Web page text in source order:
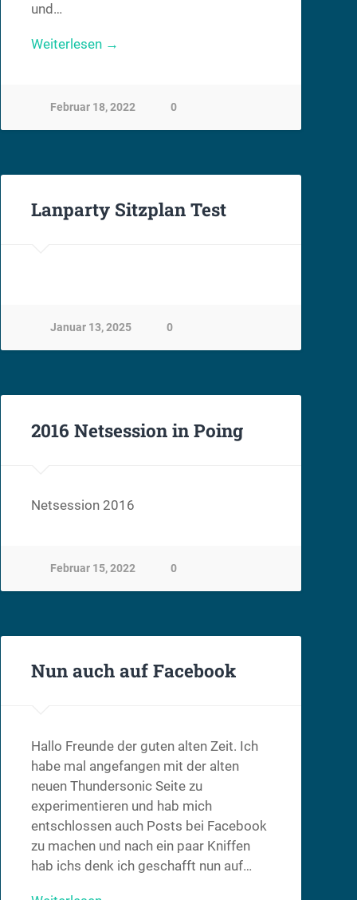
und…
Weiterlesen →
Februar 18, 2022 0
Lanparty Sitzplan Test
Januar 13, 2025 0
2016 Netsession in Poing
Netsession 2016
Februar 15, 2022 0
Nun auch auf Facebook
Hallo Freunde der guten alten Zeit. Ich
habe mal angefangen mit der alten
neuen Thundersonic Seite zu
experimentieren und hab mich
entschlossen auch Posts bei Facebook
zu machen und nach ein paar Kniffen
hab ichs denk ich geschafft nun auf…